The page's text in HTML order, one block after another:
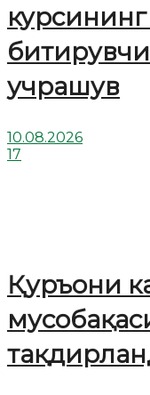
учрашув
10.08.2026
17
Қуръони